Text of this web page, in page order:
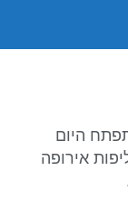
היום
אירופה